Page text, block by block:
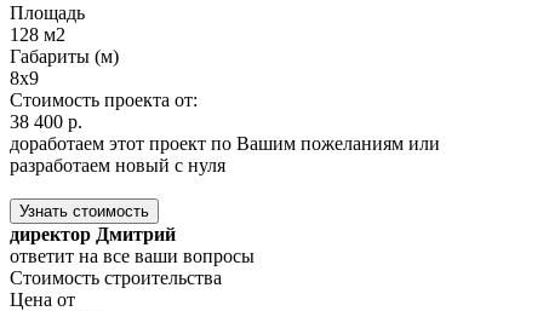
Площадь
128 м2
Габариты (м)
8х9
Стоимость проекта от:
38 400 р.
доработаем этот проект по Вашим пожеланиям или
разработаем новый с нуля
Узнать стоимость
директор Дмитрий
ответит на все ваши вопросы
Стоимость строительства
Цена от